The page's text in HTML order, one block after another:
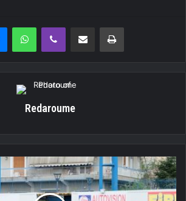
MessengerWhatsAppViber Κοινοποίηση μέσω ηλεκτρονικού ταχυδρομείουΕκτύπωση
Redaroume